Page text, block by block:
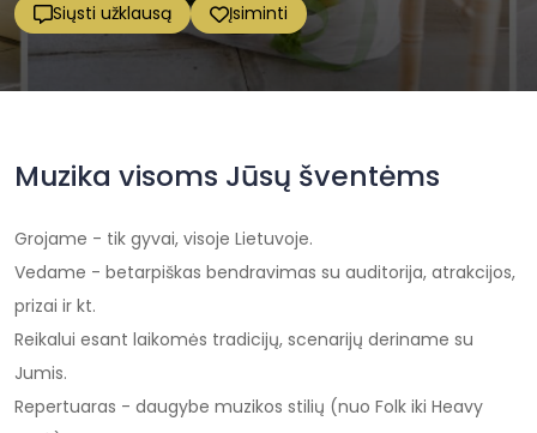
Siųsti užklausą Įsiminti
Muzika visoms Jūsų šventėms
Grojame - tik gyvai, visoje Lietuvoje.
Vedame - betarpiškas bendravimas su auditorija, atrakcijos,
prizai ir kt.
Reikalui esant laikomės tradicijų, scenarijų deriname su
Jumis.
Repertuaras - daugybe muzikos stilių (nuo Folk iki Heavy